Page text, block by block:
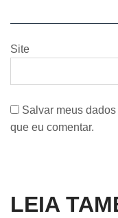
Site
Salvar meus
que eu comentar.
LEIA